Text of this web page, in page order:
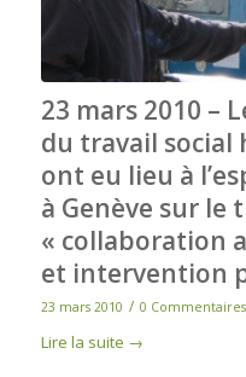
23 mars 2010 –
du travail social
ont eu lieu à
à Genève sur le
« collaboration
et intervention
23 mars 2010 / 0 Commentaires
Lire la suite →